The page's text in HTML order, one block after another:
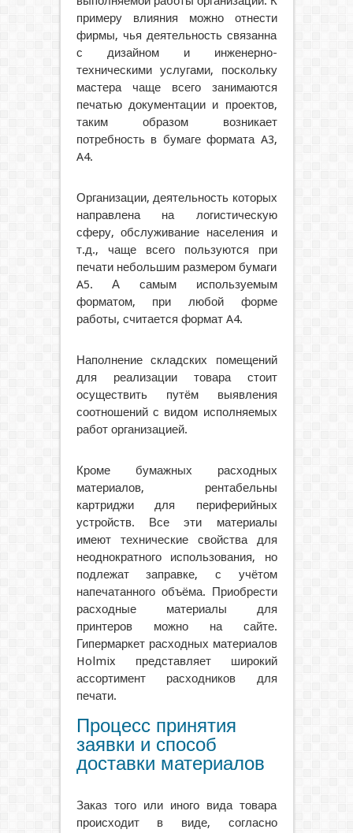
примеру влияния можно отнести
фирмы, чья деятельность связанна
с дизайном и инженерно-
техническими услугами, поскольку
мастера чаще всего занимаются
печатью документации и проектов,
таким образом возникает
потребность в бумаге формата A3,
A4.
Организации, деятельность которых
направлена на логистическую
сферу, обслуживание населения и
т.д., чаще всего пользуются при
печати небольшим размером бумаги
A5. А самым используемым
форматом, при любой форме
работы, считается формат A4.
Наполнение складских помещений
для реализации товара стоит
осуществить путём выявления
соотношений с видом исполняемых
работ организацией.
Кроме бумажных расходных
материалов, рентабельны
картриджи для периферийных
устройств. Все эти материалы
имеют технические свойства для
неоднократного использования, но
подлежат заправке, с учётом
напечатанного объёма. Приобрести
расходные материалы для
принтеров можно на сайте.
Гипермаркет расходных материалов
Holmix представляет широкий
ассортимент расходников для
печати.
Процесс принятия
заявки и способ
доставки материалов
Заказ того или иного вида товара
происходит в виде, согласно